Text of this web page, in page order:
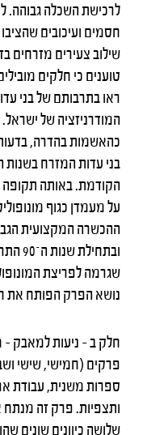
לרכישת השכלה גבוהה.
חסמים ועיכובים
שילוב צעירים מזרחים
טוענים כי חלקים
ראו בתרבותם של בני
המודרניזציה של
כהאשמות בהדרה,
הקודמת. באותה
על מעמדן כגוף
שגרמה לפריצת
נושא הפרק הפותח את
חלק ב – ניעות למאבק
פרקים (חמישי, שישי
ספרות משנית, עבודת
ותצפיות. פרק זה
שלושה כיוונים שונים